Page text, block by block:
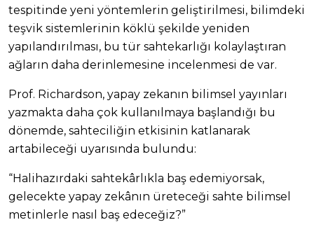
tespitinde yeni yöntemlerin geliştirilmesi, bilimdeki
teşvik sistemlerinin köklü şekilde yeniden
yapılandırılması, bu tür sahtekarlığı kolaylaştıran
ağların daha derinlemesine incelenmesi de var.
Prof. Richardson, yapay zekanın bilimsel yayınları
yazmakta daha çok kullanılmaya başlandığı bu
dönemde, sahteciliğin etkisinin katlanarak
artabileceği uyarısında bulundu:
“Halihazırdaki sahtekârlıkla baş edemiyorsak,
gelecekte yapay zekânın üreteceği sahte bilimsel
metinlerle nasıl baş edeceğiz?”